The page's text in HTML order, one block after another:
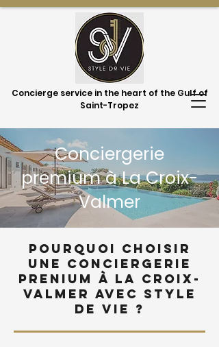
Concierge service in the heart of the Gulf of
Saint-Tropez
Conciergerie
premium à La Croix-
Valmer
Pourquoi choisir
une conciergerie
prenium à La Croix-
Valmer avec Style
de Vie ?